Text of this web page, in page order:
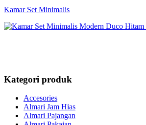
Kamar Set Minimalis
Kategori produk
Accesories
Almari Jam Hias
Almari Pajangan